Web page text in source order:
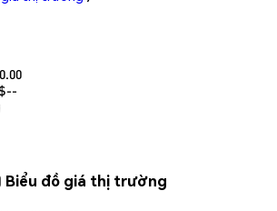
--
Biểu đồ giá thị trường